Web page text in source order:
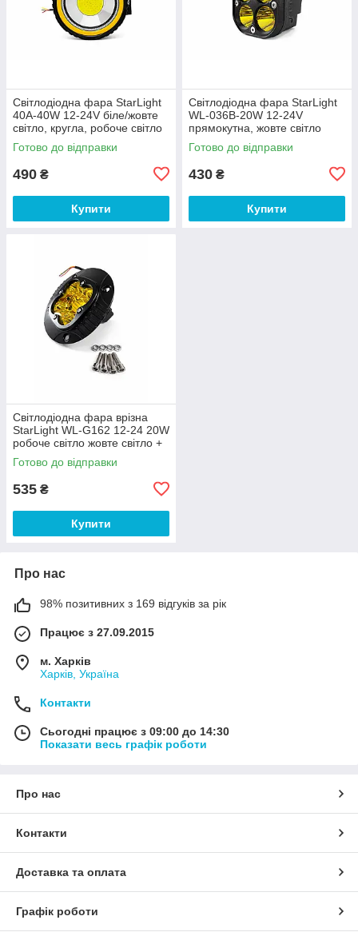
Світлодіодна фара StarLight
40A-40W 12-24V біле/жовте
світло, кругла, робоче світло
Готово до відправки
490 ₴
Купити
Світлодіодна фара StarLight
WL-036B-20W 12-24V
прямокутна, жовте світло
Готово до відправки
430 ₴
Купити
Світлодіодна фара врізна
StarLight WL-G162 12-24 20W
робоче світло жовте світло +
стробоскоп
Готово до відправки
535 ₴
Купити
Про нас
98% позитивних з 169 відгуків за рік
Працює з 27.09.2015
м. Харків
Харків, Україна
Контакти
Сьогодні працює з 09:00 до 14:30
Показати весь графік роботи
Про нас
Контакти
Доставка та оплата
Графік роботи